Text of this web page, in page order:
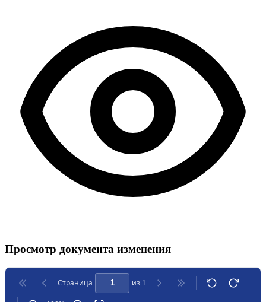
Просмотр документа изменения